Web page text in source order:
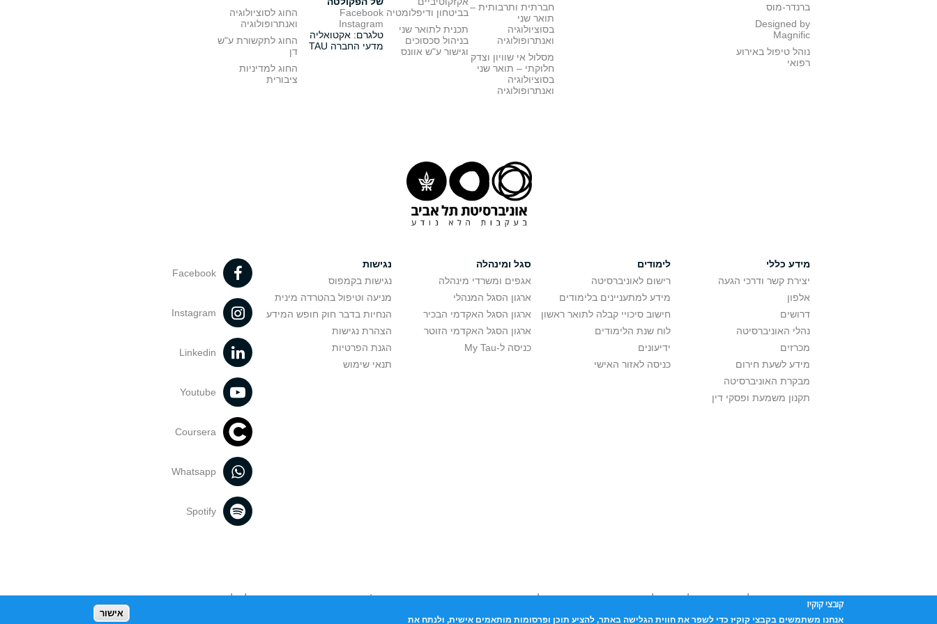
ברנדר-מוס
Designed by
Magnific
נוהל טיפול באירוע
רפואי
חברתית ותרבותית –
תואר שני
בסוציולוגיה
ואנתרופולוגיה
מסלול אי שוויון וצדק
חלוקתי – תואר שני
בסוציולוגיה
ואנתרופולוגיה
בביטחון ודיפלומטיה
תכנית לתואר שני
בניהול סכסוכים
וגישור ע"ש אוונס
Facebook
Instagram
טלגרם: אקטואליה
מדעי החברה TAU
החוג לסוציולוגיה
ואנתרופולוגיה
החוג לתקשורת ע"ש
דן
החוג למדיניות
ציבורית
מידע כללי
יצירת קשר ודרכי הגעה
אלפון
דרושים
נהלי האוניברסיטה
מכרזים
מידע לשעת חירום
מבקרת האוניברסיטה
תקנון משמעת ופסקי דין
לימודים
רישום לאוניברסיטה
מידע למתעניינים בלימודים
חישוב סיכויי קבלה לתואר ראשון
לוח שנת הלימודים
ידיעונים
כניסה לאזור האישי
סגל ומינהלה
אגפים ומשרדי מינהלה
ארגון הסגל המנהלי
ארגון הסגל האקדמי הבכיר
ארגון הסגל האקדמי הזוטר
כניסה ל-My Tau
נגישות
נגישות בקמפוס
מניעה וטיפול בהטרדה מינית
הנחיות בדבר חוק חופש המידע
הצהרת נגישות
הגנת הפרטיות
תנאי שימוש
Facebook
Instagram
Linkedin
Youtube
Coursera
Whatsapp
Spotify
אוניברסיטת תל אביב עושה כל מאמץ לכבד זכויות יוצרים. אם בבעלותך זכויות יוצרים בתכנים שנמצאים פה ו/או השימוש שנעשה בתכנים אלה לדעתך מפר זכויות
שנעשה בתכנים אלה לדעתך מפר זכויותקובצי קוקיז
אנחנו משתמשים בקבצי קוקיז כדי לשפר את חווית הגלישה באתר, להציע תוכן ופרסומות מותאמים אישית, ולנתח את
אישור